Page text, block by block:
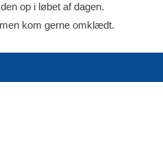
op i løbet af dagen.
kom gerne omklædt.